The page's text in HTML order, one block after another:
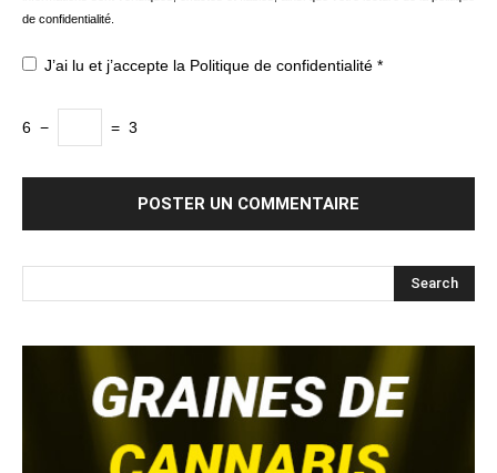
de confidentialité.
J’ai lu et j’accepte la Politique de confidentialité *
6 − = 3
Search